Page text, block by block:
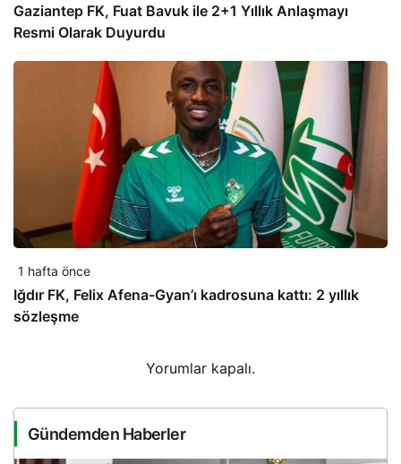
Gaziantep FK, Fuat Bavuk ile 2+1 Yıllık Anlaşmayı
Resmi Olarak Duyurdu
1 hafta önce
Iğdır FK, Felix Afena-Gyan’ı kadrosuna kattı: 2 yıllık
sözleşme
Yorumlar kapalı.
Gündemden Haberler